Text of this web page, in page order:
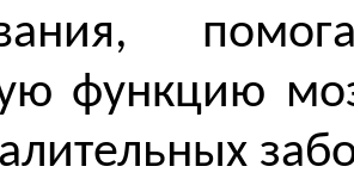
функцию